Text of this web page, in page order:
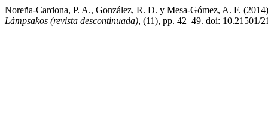
Noreña-Cardona, P. A., González, R. D. y Mesa-Gómez, A. F.
Lámpsakos (revista descontinuada), (11), pp. 42–49. doi: 10.21501/